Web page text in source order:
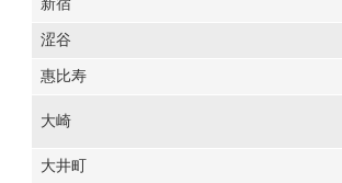
新宿
涩谷
惠比寿
大崎
大井町